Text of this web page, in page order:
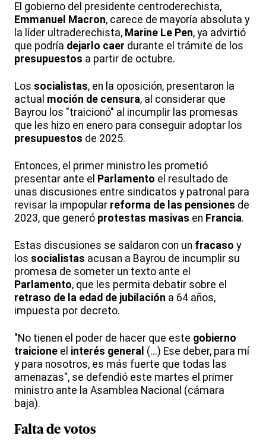
El gobierno del presidente centroderechista,
Emmanuel Macron, carece de mayoría absoluta y
la líder ultraderechista, Marine Le Pen, ya advirtió
que podría dejarlo caer durante el trámite de los
presupuestos a partir de octubre.
Los socialistas, en la oposición, presentaron la
actual moción de censura, al considerar que
Bayrou los "traicionó" al incumplir las promesas
que les hizo en enero para conseguir adoptar los
presupuestos de 2025.
Entonces, el primer ministro les prometió
presentar ante el Parlamento el resultado de
unas discusiones entre sindicatos y patronal para
revisar la impopular reforma de las pensiones de
2023, que generó protestas masivas en Francia.
Estas discusiones se saldaron con un fracaso y
los socialistas acusan a Bayrou de incumplir su
promesa de someter un texto ante el
Parlamento, que les permita debatir sobre el
retraso de la edad de jubilación a 64 años,
impuesta por decreto.
"No tienen el poder de hacer que este gobierno
traicione el interés general (...) Ese deber, para mí
y para nosotros, es más fuerte que todas las
amenazas", se defendió este martes el primer
ministro ante la Asamblea Nacional (cámara
baja).
Falta de votos